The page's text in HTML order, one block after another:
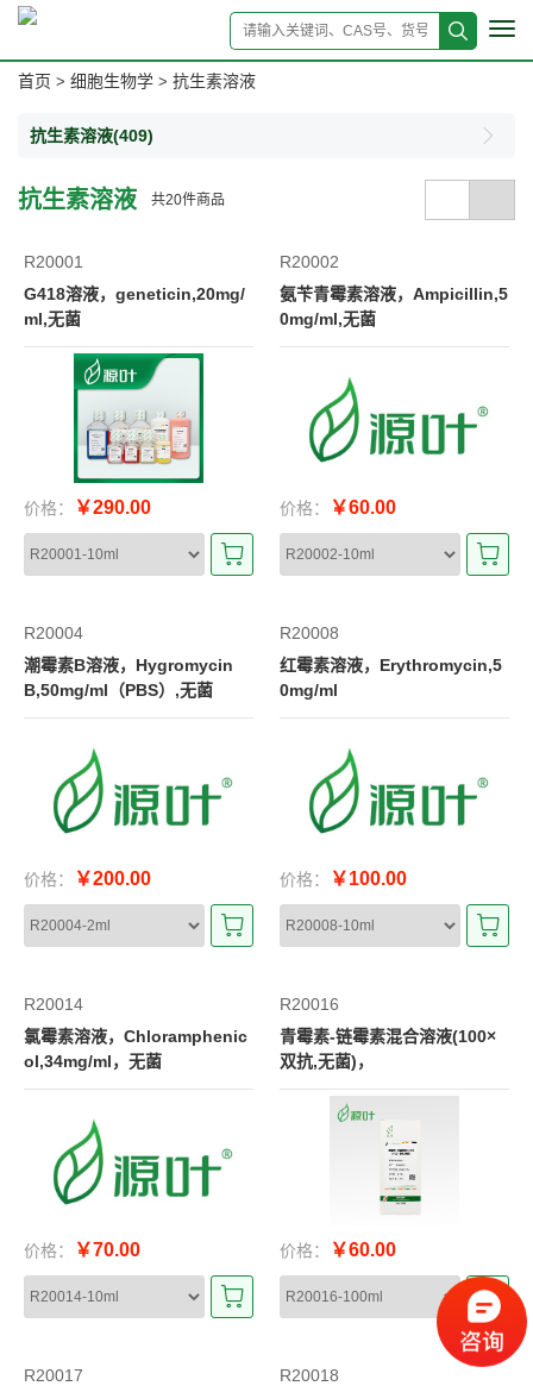
首页 > 细胞生物学 > 抗生素溶液
抗生素溶液(409)
抗生素溶液 共20件商品
R20001
G418溶液，geneticin,20mg/
ml,无菌
价格： ￥290.00
R20002
氨苄青霉素溶液，Ampicillin,5
0mg/ml,无菌
价格： ￥60.00
R20004
潮霉素B溶液，Hygromycin
B,50mg/ml（PBS）,无菌
价格： ￥200.00
R20008
红霉素溶液，Erythromycin,5
0mg/ml
价格： ￥100.00
R20014
氯霉素溶液，Chloramphenic
ol,34mg/ml，无菌
价格： ￥70.00
R20016
青霉素-链霉素混合溶液(100×
双抗,无菌)，
价格： ￥60.00
R20017
R20018